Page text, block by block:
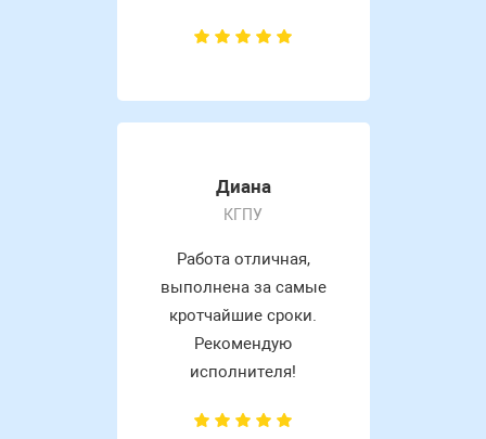
Диана
КГПУ
Работа отличная,
выполнена за самые
кротчайшие сроки.
Рекомендую
исполнителя!